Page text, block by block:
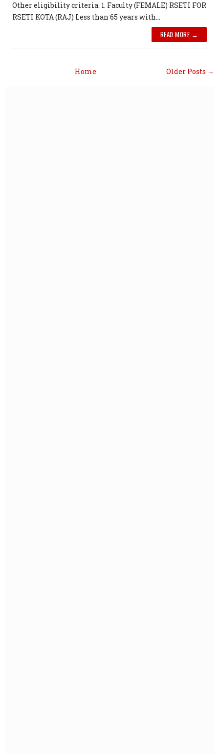
Other eligibility criteria. 1. Faculty (FEMALE) RSETI FOR
RSETI KOTA (RAJ) Less than 65 years with...
READ MORE →
Older Posts →
Home